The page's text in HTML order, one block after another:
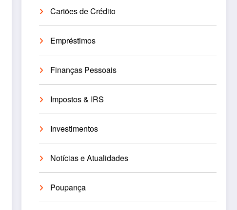
Cartões de Crédito
Empréstimos
Finanças Pessoais
Impostos & IRS
Investimentos
Notícias e Atualidades
Poupança